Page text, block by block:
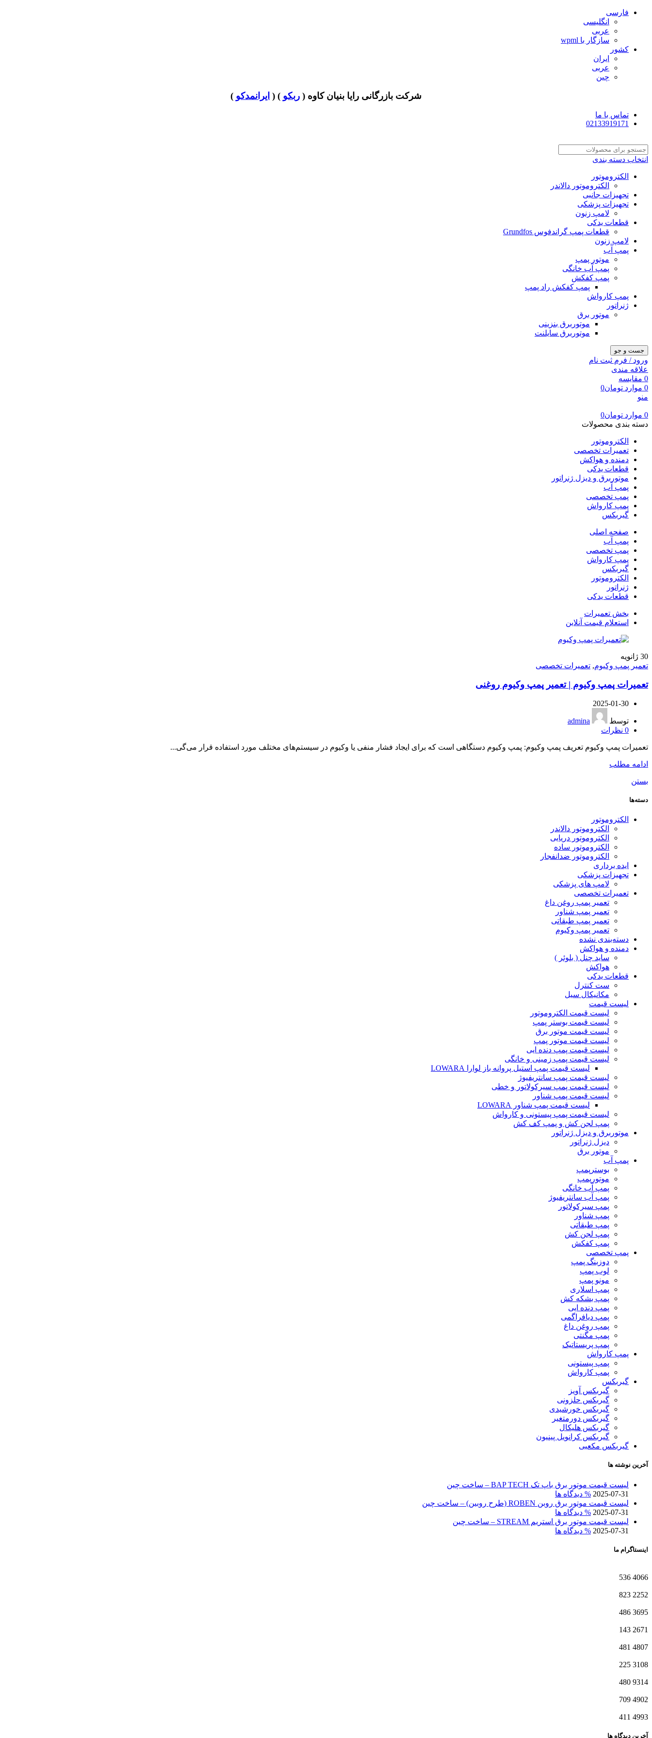
فارسی
انگلیسی
عربی
سازگار با wpml
کشور
ایران
عربی
چین
شرکت بازرگانی رایا بنیان کاوه ( ربکو ) ( ایرانمدکو )
تماس با ما
02133919171
انتخاب دسته بندی
الکتروموتور
الکتروموتور دالاندر
تجهیزات جانبی
تجهیزات پزشکی
لامپ زنون
قطعات یدکی
قطعات پمپ گراندفوس Grundfos
لامپ زنون
پمپ آب
موتور پمپ
پمپ آب خانگی
پمپ کفکش
پمپ کفکش راد پمپ
پمپ کارواش
ژنراتور
موتور برق
موتوربرق بنزینی
موتوربرق سایلنت
جست و جو
ورود / فرم ثبت نام
علاقه مندی
0 مقایسه
0 موارد تومان0
منو
0 موارد تومان0
دسته بندی محصولات
الکتروموتور
تعمیرات تخصصی
دمنده و هواکش
قطعات یدکی
موتوربرق و دیزل ژنراتور
پمپ آب
پمپ تخصصی
پمپ کارواش
گیربکس
صفحه اصلی
پمپ آب
پمپ تخصصی
پمپ کارواش
گیربکس
الکتروموتور
ژنراتور
قطعات یدکی
بخش تعمیرات
استعلام قیمت آنلاین
30 ژانویه
تعمیر پمپ وکیوم, تعمیرات تخصصی
تعمیرات پمپ وکیوم | تعمیر پمپ وکیوم روغنی
2025-01-30
توسط
admina
0 نظرات
تعمیرات پمپ وکیوم تعریف پمپ وکیوم: پمپ وکیوم دستگاهی است که برای ایجاد فشار منفی یا وکیوم در سیستم‌های مختلف مورد استفاده قرار می‌گی...
ادامه مطلب
بستن
دسته‌ها
الکتروموتور
الکتروموتور دالاندر
الکتروموتور دریایی
الکتروموتور ساده
الکتروموتور ضدانفجار
ایده برداری
تجهیزات پزشکی
لامپ های پزشکی
تعمیرات تخصصی
تعمیر پمپ روغن داغ
تعمیر پمپ شناور
تعمیر پمپ طبقاتی
تعمیر پمپ وکیوم
دسته‌بندی نشده
دمنده و هواکش
ساید چنل ( بلوئر )
هواکش
قطعات یدکی
ست کنترل
مکانیکال سیل
لیست قیمت
لیست قیمت الکتروموتور
لیست قیمت بوستر پمپ
لیست قیمت موتور برق
لیست قیمت موتور پمپ
لیست قیمت پمپ دنده ایی
لیست قیمت پمپ زمینی و خانگی
ليست قيمت پمپ استيل پروانه باز لوارا LOWARA
لیست قیمت پمپ سانتریفیوژ
لیست قیمت پمپ سیرکولاتور و خطی
لیست قیمت پمپ شناور
لیست قیمت پمپ شناور LOWARA
لیست قیمت پمپ پیستونی و کارواش
پمپ لجن کش و پمپ کف کش
موتوربرق و دیزل ژنراتور
دیزل ژنراتور
موتور برق
پمپ آب
بوسترپمپ
موتورپمپ
پمپ آب خانگی
پمپ آب سانتریفیوژ
پمپ سیرکولاتور
پمپ شناور
پمپ طبقاتی
پمپ لجن کش
پمپ کفکش
پمپ تخصصی
دوزبنگ پمپ
لوب پمپ
مونو پمپ
پمپ اسلاری
پمپ بشکه کش
پمپ دنده ایی
پمپ دیافراگمی
پمپ روغن داغ
پمپ مگنتی
پمپ پریستاتیک
پمپ کارواش
پمپ پیستونی
پمپ کارواش
گیربکس
گیربکس آویز
گیربکس حلزونی
گیربکس خورشیدی
گیربکس دورمتغیر
گیربکس هلیکال
گیربکس کرانویل پینیون
گیربکس مکعبی
آخرین نوشته ها
لیست قیمت موتور برق باپ تک BAP TECH – ساخت چین
2025-07-31 % دیدگاه ها
لیست قیمت موتور برق روبن ROBEN (طرح روبین) – ساخت چین
2025-07-31 % دیدگاه ها
لیست قیمت موتور برق استریم STREAM – ساخت چین
2025-07-31 % دیدگاه ها
اینستاگرام ما
4066
536
2252
823
3695
486
2671
143
4807
481
3108
225
9314
480
4902
709
4993
411
آخرین دیدگاه ها